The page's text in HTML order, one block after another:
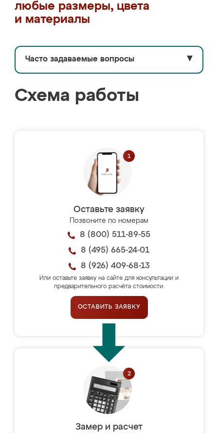
любые размеры, цвета
и материалы
Часто задаваемые вопросы ▼
Схема работы
Оставьте заявку
Позвоните по номерам
8 (800) 511-89-55
8 (495) 665-24-01
8 (926) 409-68-13
Или оставьте заявку на сайте для консультации и
предварительного расчёта стоимости.
ОСТАВИТЬ ЗАЯВКУ
Замер и расчет